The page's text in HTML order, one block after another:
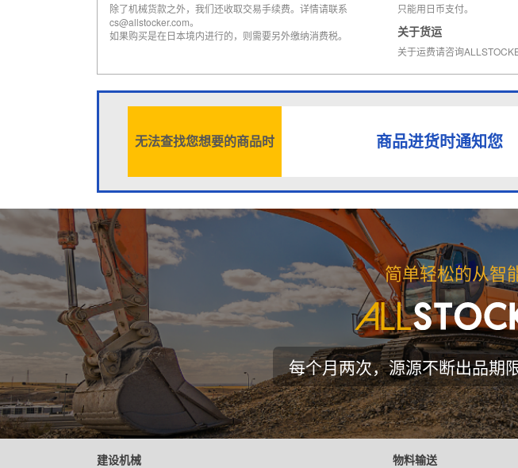
除了机械货款之外，我们还收取交易手续费。详情请联系
cs@allstocker.com。
如果购买是在日本境内进行的，则需要另外缴纳消费税。
只能用日币支付。
关于货运
关于运费请咨询
无法查找您想要的商品时 商品进货时通知您
简单轻松的从智
每个月两次，源源不断出品期
建设机械 物料输送